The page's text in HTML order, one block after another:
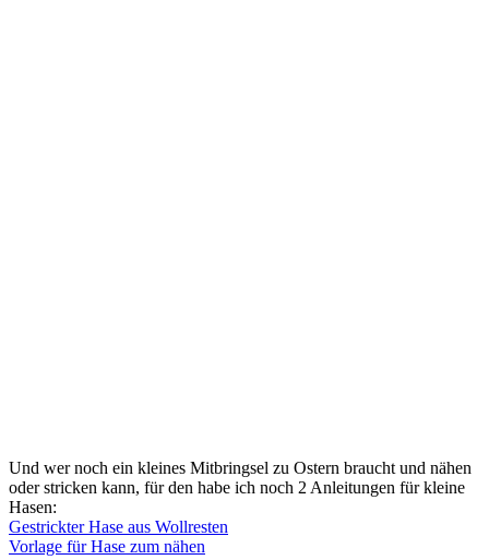
Und wer noch ein kleines Mitbringsel zu Ostern braucht und nähen
oder stricken kann, für den habe ich noch 2 Anleitungen für kleine
Hasen:
Gestrickter Hase aus Wollresten
Vorlage für Hase zum nähen